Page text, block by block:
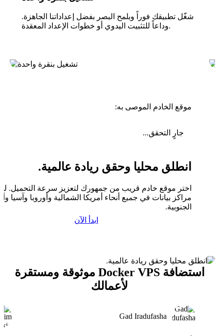
شغّل تطبيقك فوراً وبلمح البصر بفضل إعداداتنا الجاهزة.
وداعاً للتثبيت اليدوي أو خطوات الإعداد المعقدة.
موقع الخادم الموصى به:
جارٍ التحقق...
انطلق محليا وحقق ريادة عالمية.
اختر موقع خادم قريب من جمهورك لتعزيز سرعة التحميل.
مراكز بيانات في جميع أنحاء أمريكا الشمالية وأوروبا وآسيا
الجنوبية.
ابدأ الآن
استضافة Docker VPS موثوقة ومستقرة
لأعمالك
Gad Iradufasha